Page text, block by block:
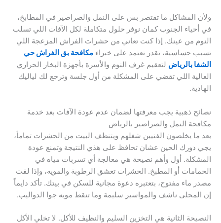
ولأن المشاكل ما تقتصر بس على النمل والصراصير في المطابخ،
في أحياء الجنوب كمان نوفر حلول متكاملة لكل الآفات اللي تسلب
النوم من عينك. إذا كنت تعاني من حشرات الفراش المزعجة اللي
تسبب حساسية، تقدر تعتمد على خبراء مكافحة بق الفراش حي
الشفا بالرياض لتعقيم غرف النوم والأسرة بأجهزة البخار الحراري
العالية اللي تقضي على المشكلة من أول جلسة وترجع لك لياليك
الهادية.
نصائح ذهبية يجب معرفتها لضمان عدم عودة الآفات بعد خدمة
مكافحة النمل والصراصير بالرياض
بعد ما يخلصون الفنيين شغلهم ويتنظف البيت من الحشرات تماماً،
يجي دورك الحين عشان تحافظ على هذي النتيجة وتمنع عودة
المشكلة. أول وأهم نصيحة هي معالجة أي تسربات مياه في
الحمامات أو المطبخ. الحشرات تعشق الرطوبة والمويه، وإذا لقت
مصدر ماء مفتوح، بتعتبره دعوة مجانية للسكن في بيتك. تأكد دايماً
إن المجلى ناشف والمواسير سليمة وما تنقط مويه جوا الدواليب.
النصيحة الثانية هي التخزين السليم والنظيف للأكل. لا تخلي الأكل